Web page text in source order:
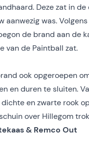
Deze zat in de
aanwezig was. Volgens
de brand aan de
van de Paintball zat.
ook opgeroepen
en duren te sluiten.
en zwarte rook
over Hillegom
& Remco Out